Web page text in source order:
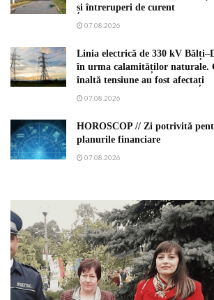
și întreruperi de curent
07.08.2026
Linia electrică de 330 kV
în urma calamităților naturale.
înaltă tensiune au fost afectați
07.08.2026
HOROSCOP // Zi potrivită
planurile financiare
07.08.2026